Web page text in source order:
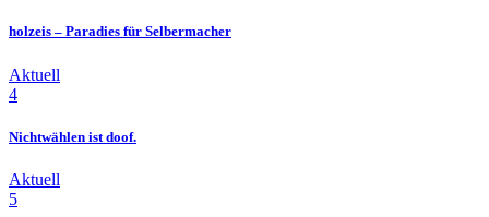
holzeis – Paradies für Selbermacher
Aktuell
4
Nichtwählen ist doof.
Aktuell
5